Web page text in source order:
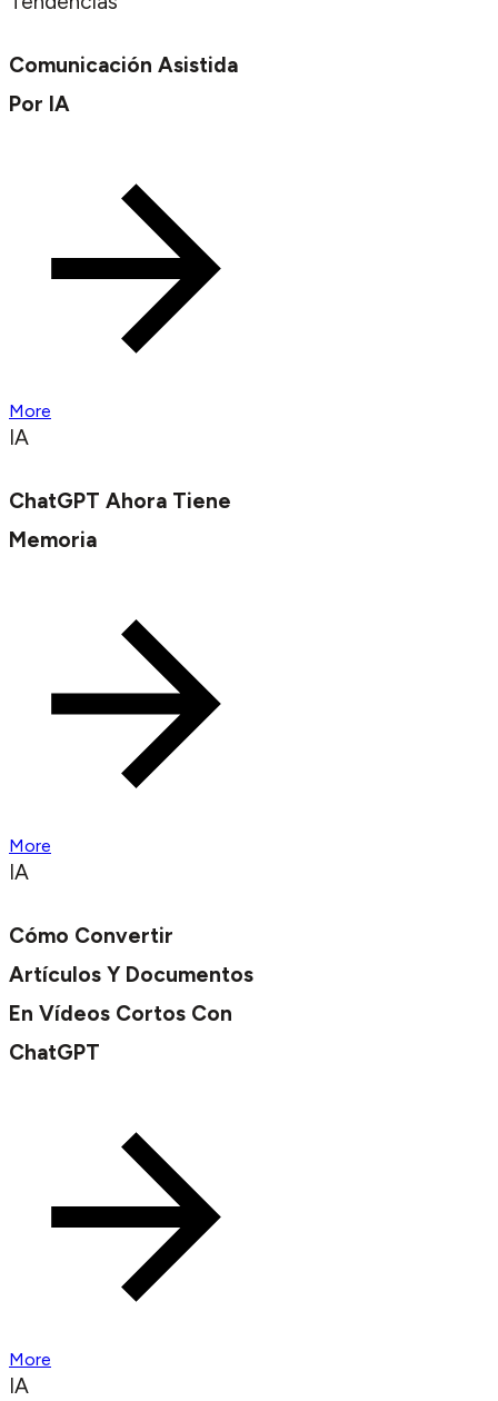
Comunicación Asistida
Por IA
More
IA
ChatGPT Ahora Tiene
Memoria
More
IA
Cómo Convertir
Artículos Y Documentos
En Vídeos Cortos Con
ChatGPT
More
IA